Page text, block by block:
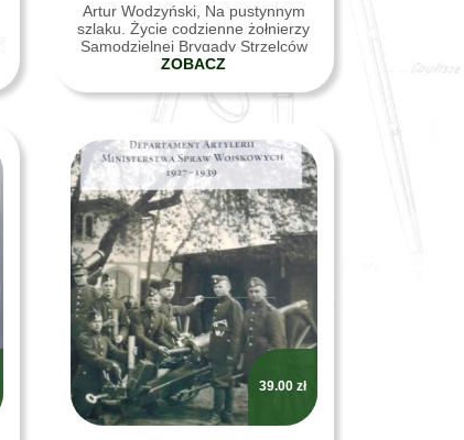
Artur Wodzyński, Na pustynnym
szlaku. Życie codzienne żołnierzy
Samodzielnej Brygady Strzelców
Karpackich, Bydgoszcz 2023
ZOBACZ
39.00 zł